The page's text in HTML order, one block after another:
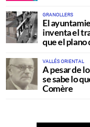
GRANOLLERS
El
inventa el
que el
VALLÉS ORIENTAL
A pesar de
se sabe lo
Comère